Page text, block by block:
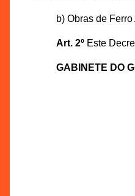
b) Obras de
Art. 2ºEste
GABINETE DO